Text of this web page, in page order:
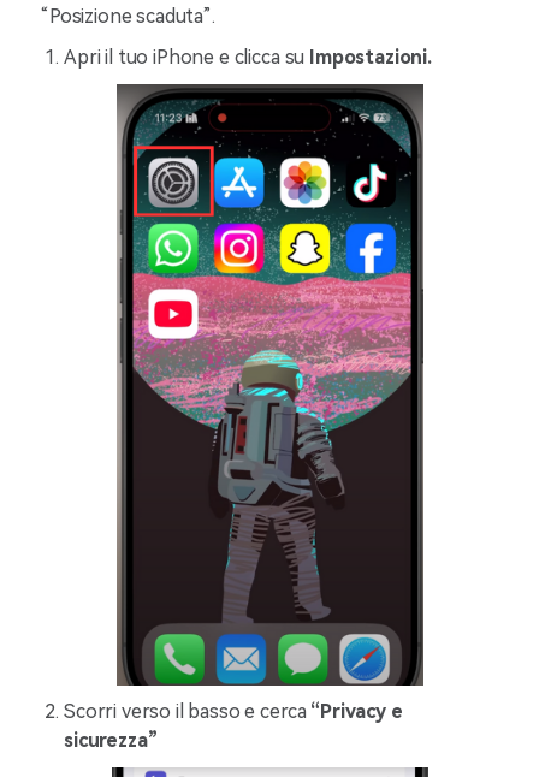
“Posizione scaduta”.
Apri il tuo iPhone e clicca su Impostazioni.
Scorri verso il basso e cerca “Privacy e
sicurezza”